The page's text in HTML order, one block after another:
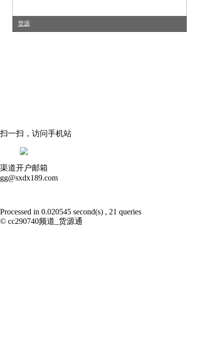
货源
扫一扫，访问手机站
渠道开户邮箱
gg@sxdx189.com
Processed in 0.020545 second(s) , 21 queries
© cc290740频道_货源通